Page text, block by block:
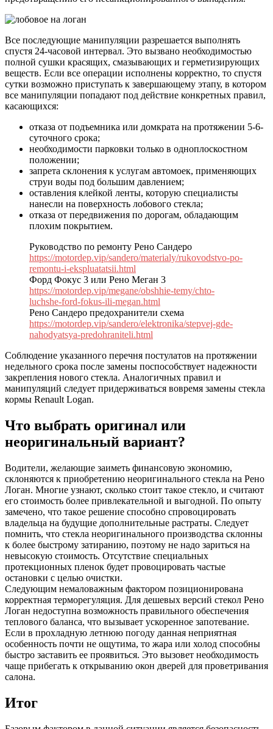
Все последующие манипуляции разрешается выполнять
спустя 24-часовой интервал. Это вызвано необходимостью
полной сушки красящих, смазывающих и герметизирующих
веществ. Если все операции исполнены корректно, то спустя
сутки возможно приступать к завершающему этапу, в котором
все манипуляции попадают под действие конкретных правил,
касающихся:
отказа от подъемника или домкрата на протяжении 5-6-
суточного срока;
необходимости парковки только в одноплоскостном
положении;
запрета склонения к услугам автомоек, применяющих
струи воды под большим давлением;
оставления клейкой ленты, которую специалисты
нанесли на поверхность лобового стекла;
отказа от передвижения по дорогам, обладающим
плохим покрытием.
Руководство по ремонту Рено Сандеро
https://motordep.vip/sandero/materialy/rukovodstvo-po-
remontu-i-ekspluatatsii.html
Форд Фокус 3 или Рено Меган 3
https://motordep.vip/megane/obshhie-temy/chto-
luchshe-ford-fokus-ili-megan.html
Рено Сандеро предохранители схема
https://motordep.vip/sandero/elektronika/stepvej-gde-
nahodyatsya-predohraniteli.html
Соблюдение указанного перечня постулатов на протяжении
недельного срока после замены поспособствует надежности
закрепления нового стекла. Аналогичных правил и
манипуляций следует придерживаться вовремя замены стекла
кормы Renault Logan.
Что выбрать оригинал или
неоригинальный вариант?
Водители, желающие заиметь финансовую экономию,
склоняются к приобретению неоригинального стекла на Рено
Логан. Многие узнают, сколько стоит такое стекло, и считают
его стоимость более привлекательной и выгодной. По опыту
замечено, что такое решение способно спровоцировать
владельца на будущие дополнительные растраты. Следует
помнить, что стекла неоригинального производства склонны
к более быстрому затиранию, поэтому не надо зариться на
невысокую стоимость. Отсутствие специальных
протекционных пленок будет провоцировать частые
остановки с целью очистки.
Следующим немаловажным фактором позиционирована
корректная терморегуляция. Для дешевых версий стекол Рено
Логан недоступна возможность правильного обеспечения
теплового баланса, что вызывает ускоренное запотевание.
Если в прохладную летнюю погоду данная неприятная
особенность почти не ощутима, то жара или холод способны
быстро заставить ее проявиться. Это вызовет необходимость
чаще прибегать к открыванию окон дверей для проветривания
салона.
Итог